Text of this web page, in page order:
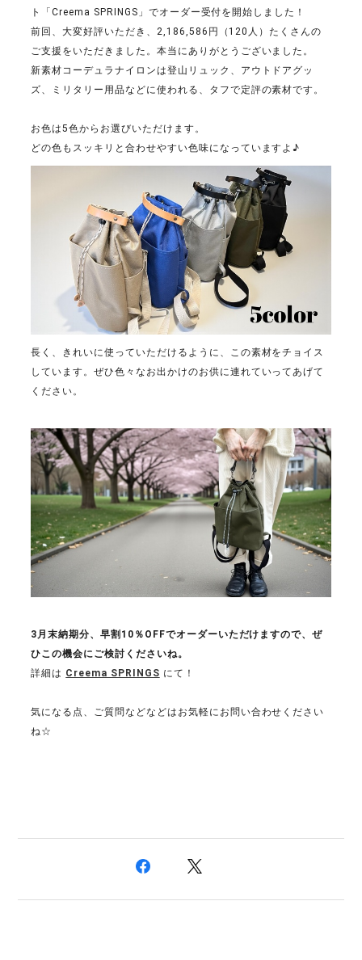
ト「Creema SPRINGS」でオーダー受付を開始しました！
前回、大変好評いただき、2,186,586円（120人）たくさんの
ご支援をいただきました。本当にありがとうございました。
新素材コーデュラナイロンは登山リュック、アウトドアグッ
ズ、ミリタリー用品などに使われる、タフで定評の素材です。
お色は5色からお選びいただけます。
どの色もスッキリと合わせやすい色味になっていますよ♪
長く、きれいに使っていただけるように、この素材をチョイス
しています。ぜひ色々なお出かけのお供に連れていってあげて
ください。
3月末納期分、早割10％OFFでオーダーいただけますので、ぜ
ひこの機会にご検討くださいね。
詳細は Creema SPRINGS にて！
気になる点、ご質問などなどはお気軽にお問い合わせください
ね☆